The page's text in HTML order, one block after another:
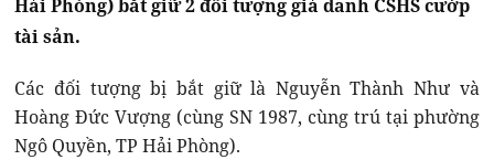
Hải Phòng) bắt giữ 2 đối tượng giả danh CSHS cướp
tài sản.
Các đối tượng bị bắt giữ là Nguyễn Thành Như và
Hoàng Đức Vượng (cùng SN 1987, cùng trú tại phường
Ngô Quyền, TP Hải Phòng).